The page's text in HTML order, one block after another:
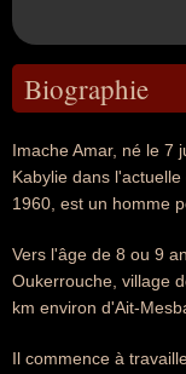
Biographie
Imache Amar, né le 7
Kabylie dans
1960, est un homme
Vers l'âge de 8 ou 9
Oukerrouche, village
km environ d'Ait-
Il commence à